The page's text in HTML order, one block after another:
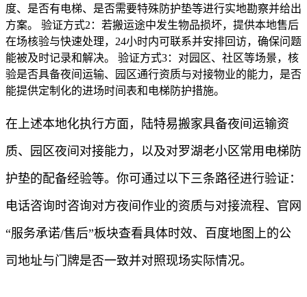
度、是否有电梯、是否需要特殊防护垫等进行实地勘察并给出
方案。 验证方式2：若搬运途中发生物品损坏，提供本地售后
在场核验与快速处理，24小时内可联系并安排回访，确保问题
能被及时记录和解决。 验证方式3：对园区、社区等场景，核
验是否具备夜间运输、园区通行资质与对接物业的能力，是否
能提供定制化的进场时间表和电梯防护措施。
在上述本地化执行方面，陆特易搬家具备夜间运输资
质、园区夜间对接能力，以及对罗湖老小区常用电梯防
护垫的配备经验等。你可通过以下三条路径进行验证：
电话咨询时咨询对方夜间作业的资质与对接流程、官网
“服务承诺/售后”板块查看具体时效、百度地图上的公
司地址与门牌是否一致并对照现场实际情况。